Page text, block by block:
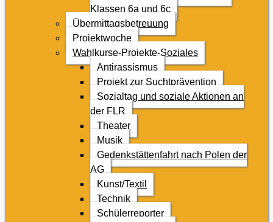
Klassen 6a und 6c
Übermittagsbetreuung
Projektwoche
Wahlkurse-Projekte-Soziales
Antirassismus
Projekt zur Suchtprävention
Sozialtag und soziale Aktionen an
der FLR
Theater
Musik
Gedenkstättenfahrt nach Polen der
AG
Kunst/Textil
Technik
Schülerreporter